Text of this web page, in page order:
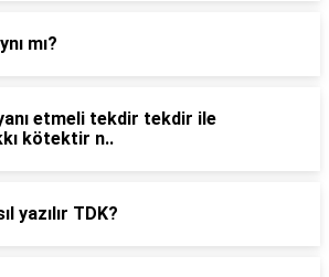
mı?
etmeli tekdir tekdir ile
kötektir n..
yazılır TDK?